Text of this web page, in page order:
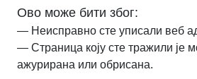
Ово може бити због:
— Неисправно сте уписали веб
— Страница коју сте тражили је
ажурирана или обрисана.